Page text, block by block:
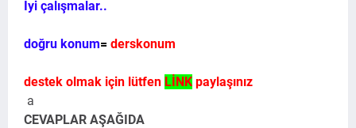
İyi çalışmalar..
doğru konum= derskonum
destek olmak için lütfen LİNK paylaşınız
a
CEVAPLAR AŞAĞIDA